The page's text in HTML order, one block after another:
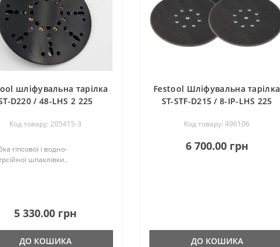
шліфувальна тарілка
D220 / 48-LHS 2 225
Код товару: 205415-3
гіпсової і водно-
шпаклівки..
5 330.00 грн
ДО КОШИКА
Festool Шліфувальна тарілка
ST-STF-D215 / 8-IP-LHS 225
Код товару: 496106
6 700.00 грн
ДО КОШИКА